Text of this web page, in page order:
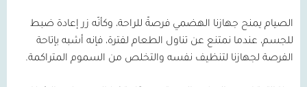
الصيام يمنح جهازنا الهضمي فرصةً للراحة، وكأنّه زر إعادة ضبط
للجسم، عندما نمتنع عن تناول الطعام لفترة، فإنه أشبه بإتاحة
الفرصة لجهازنا لتنظيف نفسه والتخلص من السموم المتراكمة.